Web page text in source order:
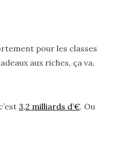
pour les classes
aux riches, ça va,
3,2 milliards d’€. Ou